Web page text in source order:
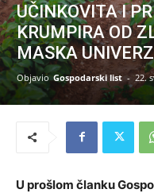
UČINKOVITA I
KRUMPIRA OD
MASKA
Objavio Gospodarski list - 22.
U prošlom članku